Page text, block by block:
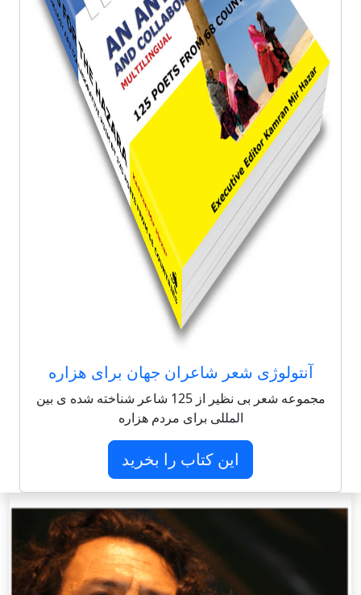
آنتولوژی شعر شاعران جهان برای هزاره
مجموعه شعر بی نظیر از 125 شاعر شناخته شده ی بین
المللی برای مردم هزاره
این کتاب را بخرید